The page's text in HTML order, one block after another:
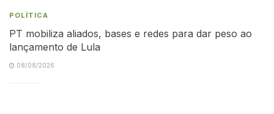
POLÍTICA
PT mobiliza aliados, bases e redes para dar peso ao
lançamento de Lula
08/08/2026